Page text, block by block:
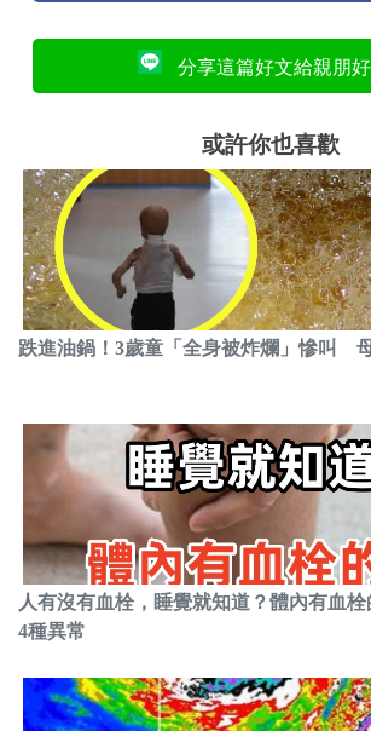
分享這篇好文給親朋好
或許你也喜歡
跌進油鍋！3歲童「全身被炸爛」慘叫
人有沒有血栓，睡覺就知道？體內有血
4種異常